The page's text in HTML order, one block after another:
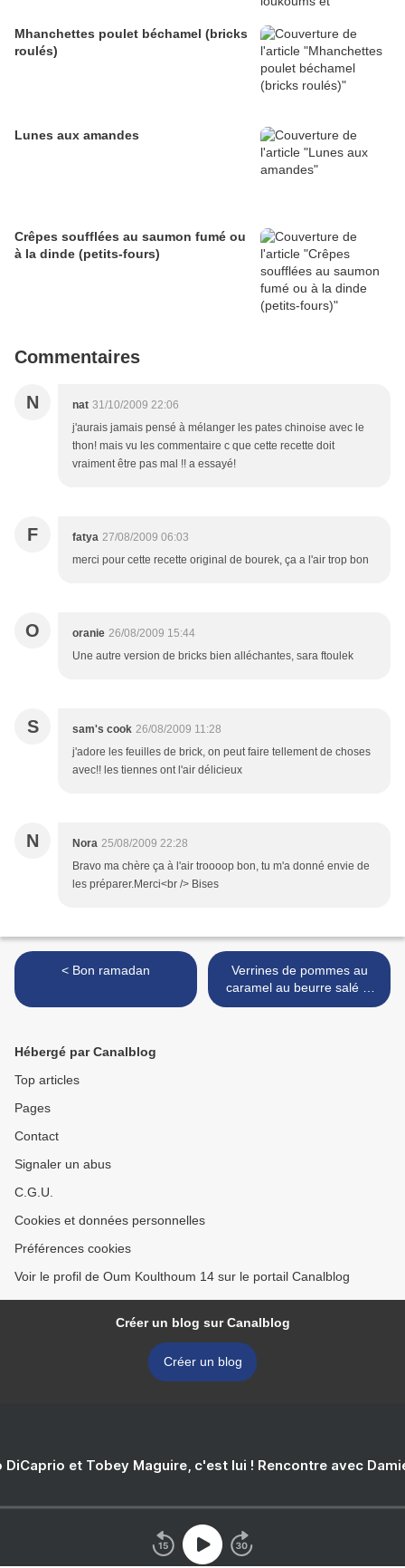
Mhanchettes poulet béchamel (bricks
roulés)
Lunes aux amandes
Crêpes soufflées au saumon fumé ou
à la dinde (petits-fours)
Commentaires
N nat 31/10/2009 22:06
j'aurais jamais pensé à mélanger les pates chinoise avec le
thon! mais vu les commentaire c que cette recette doit
vraiment être pas mal !! a essayé!
F fatya 27/08/2009 06:03
merci pour cette recette original de bourek, ça a l'air trop bon
O oranie 26/08/2009 15:44
Une autre version de bricks bien alléchantes, sara ftoulek
S sam's cook 26/08/2009 11:28
j'adore les feuilles de brick, on peut faire tellement de choses
avec!! les tiennes ont l'air délicieux
N Nora 25/08/2009 22:28
Bravo ma chère ça à l'air troooop bon, tu m'a donné envie de
les préparer.Merci<br /> Bises
< Bon ramadan
Verrines de pommes au
caramel au beurre salé et
mousse de mascarpone >
Hébergé par Canalblog
Top articles
Pages
Contact
Signaler un abus
C.G.U.
Cookies et données personnelles
Préférences cookies
Voir le profil de Oum Koulthoum 14 sur le portail Canalblog
Créer un blog sur Canalblog
Créer un blog
DiCaprio et Tobey Maguire, c'est lui ! Rencontre avec